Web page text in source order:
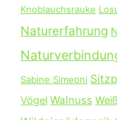
Knoblauchsrauke
Naturerfahrung
Sabine Simeoni
Vögel Walnuss